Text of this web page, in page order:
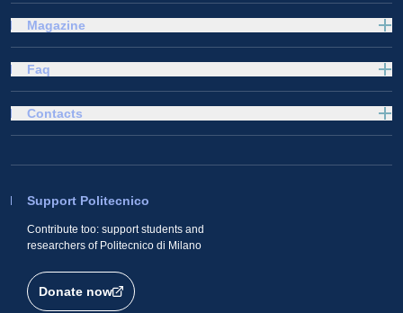
Magazine
Faq
Support Politecnico
Contribute too: support students and
researchers of Politecnico di Milano
Donate now
Contacts